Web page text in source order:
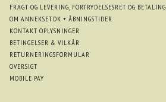
FRAGT OG LEVERING, FORTRYDELSESRET OG BETALING
OM ANNEKSET.DK + ÅBNINGSTIDER
KONTAKT OPLYSNINGER
BETINGELSER & VILKÅR
RETURNERINGSFORMULAR
OVERSIGT
MOBILE PAY